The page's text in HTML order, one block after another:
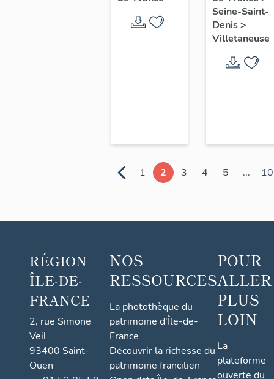
Seine-Saint-
Denis>
Villetaneuse
1 2 3 4 5 ... 10
RÉGION
ÎLE-DE-
FRANCE
2, rue Simone
Veil
93400 Saint-
Ouen
NOS
RESSOURCES
La photothèque du
patrimoine d'Île-de-
France
Découvrir la richesse du
patrimoine francilien
POUR
ALLER
PLUS
LOIN
La
plateforme
ouverte du